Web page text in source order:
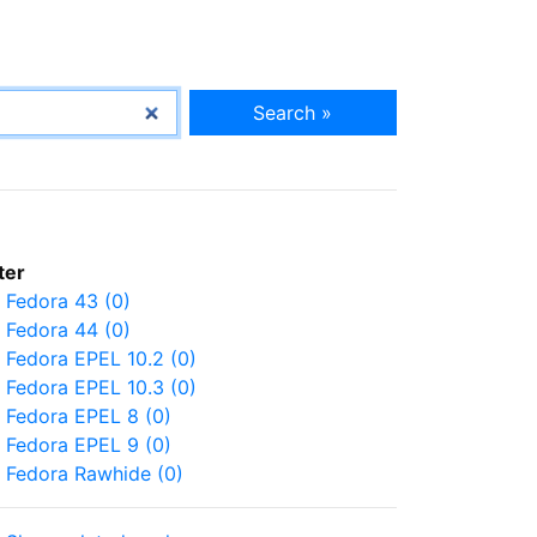
Search »
Fedora 43 (0)
Fedora 44 (0)
Fedora EPEL 10.2 (0)
Fedora EPEL 10.3 (0)
Fedora EPEL 8 (0)
Fedora EPEL 9 (0)
Fedora Rawhide (0)